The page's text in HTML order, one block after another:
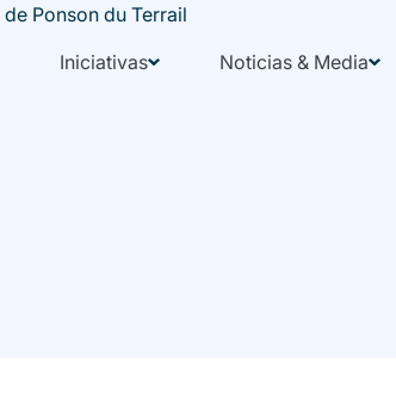
Iniciativas Noticias & Media